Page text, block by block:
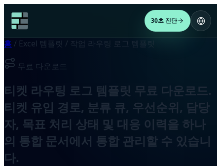
30초 진단
홈 / Excel 템플릿 / 작업 라우팅 로그 템플릿
무료 다운로드
티켓 라우팅 로그 템플릿 무료 다운로드.
티켓 유입 경로, 분류 큐, 우선순위, 담당
자, 목표 처리 상태 및 대응 이력을 하나
의 통합 문서에서 통합 관리할 수 있습니
다.